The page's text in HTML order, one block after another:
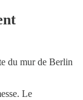
du mur de Berlin
Le